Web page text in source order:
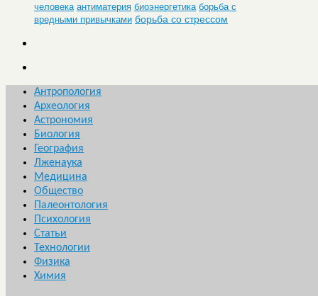
человека антиматерия биоэнергетика борьба с
вредными привычками борьба со стрессом
Антропология
Археология
Астрономия
Биология
География
Лженаука
Медицина
Общество
Палеонтология
Психология
Статьи
Технологии
Физика
Химия